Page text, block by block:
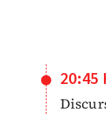
20:45